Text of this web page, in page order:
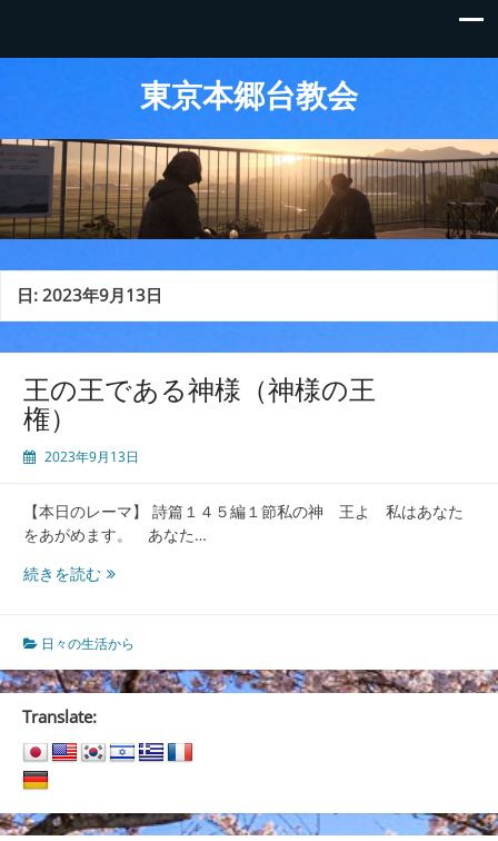
東京本郷台教会
日:2023年9月13日
王の王である神様（神様の王
権）
2023年9月13日
【本日のレーマ】 詩篇１４５編１節私の神 王よ 私はあなた
をあがめます。 あなた…
続きを読む王
で
あ
る
（神
王
日々の生活から
Translate: